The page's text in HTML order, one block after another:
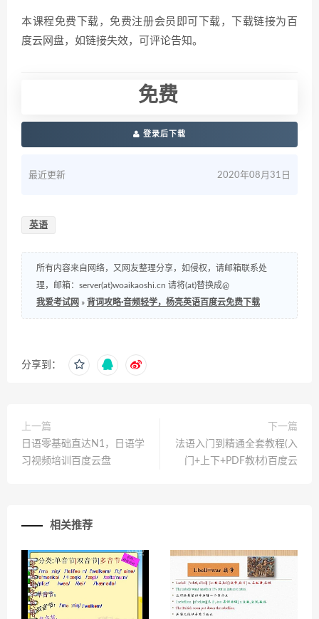
本课程免费下载，免费注册会员即可下载，下载链接为百
度云网盘，如链接失效，可评论告知。
免费
登录后下载
最近更新 2020年08月31日
英语
所有内容来自网络，又网友整理分享，如侵权，请邮箱联系处
理，邮箱：server(at)woaikaoshi.cn 请将(at)替换成@
我爱考试网 » 背词攻略·音频轻学，杨亮英语百度云免费下载
分享到：
上一篇
日语零基础直达N1，日语学
习视频培训百度云盘
下一篇
法语入门到精通全套教程(入
门+上下+PDF教材)百度云
相关推荐